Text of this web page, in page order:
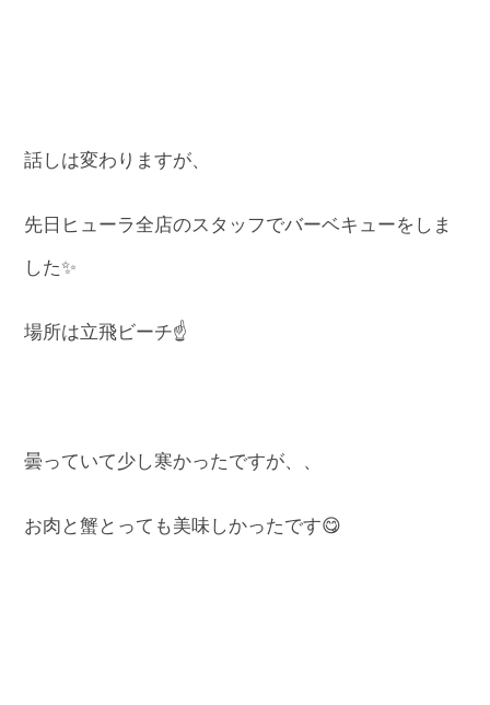
話しは変わりますが、
先日ヒューラ全店のスタッフでバーベキューをしま
した✨
場所は立飛ビーチ☝
曇っていて少し寒かったですが、、
お肉と蟹とっても美味しかったです😋